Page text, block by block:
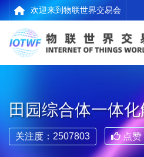
欢迎来到物联世界交易会
田园综合体一体
关注度：2507803 点赞